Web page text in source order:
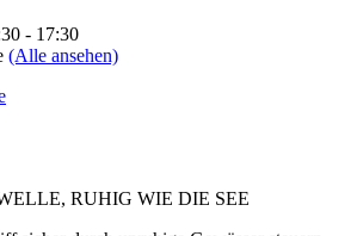
- 17:30
(Alle ansehen)
RUHIG WIE DIE SEE